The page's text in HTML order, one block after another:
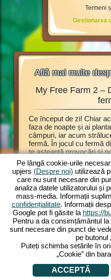
Termeni
Gestionarea
Află mai multe
joc
este
poți
cu
My Free Farm 2 –
Ce început de zi! Chiar
faza de noapte și ai
câmpuri, iar acum
fermă. În jocul cu fermă
te așteaptă provocări și
grozave. Modul de
numeroasele opțiuni de
Free Farm 2 acum și pe
browser îți oferă
captivante. Ține și crește
câmpurile, adună recolta
delicioase pentru clienți.
joacă acum!
Pe lângă cookie-urile
upjers (Despre noi) utilizează
care nu sunt necesare din
analiza datele utilizatorului și
mass-media. Informații
confidențialitate. Informații
Google pot fi găsite la https://
Pentru a da consimțământul
sunt necesare din punct de
pe butonul
Puteți schimba setările în
„Cookie” din
ACCEPTĂ